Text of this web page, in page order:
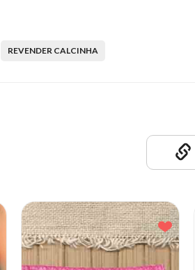
REVENDER CALCINHA